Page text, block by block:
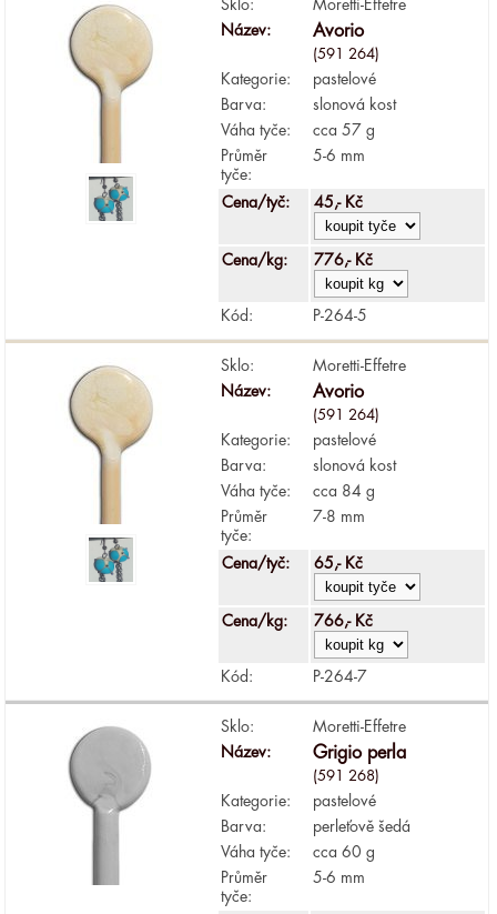
Sklo:
Moretti-Effetre
Název:
Avorio
(591 264)
Kategorie:
pastelové
Barva:
slonová kost
Váha tyče:
cca 57 g
Průměr
tyče:
5-6 mm
Cena/tyč: 45,- Kč
Cena/kg: 776,- Kč
Kód: P-264-5
Sklo:
Moretti-Effetre
Název:
Avorio
(591 264)
Kategorie:
pastelové
Barva:
slonová kost
Váha tyče:
cca 84 g
Průměr
tyče:
7-8 mm
Cena/tyč: 65,- Kč
Cena/kg: 766,- Kč
Kód: P-264-7
Sklo:
Moretti-Effetre
Název:
Grigio perla
(591 268)
Kategorie:
pastelové
Barva:
perleťově šedá
Váha tyče:
cca 60 g
Průměr
tyče:
5-6 mm